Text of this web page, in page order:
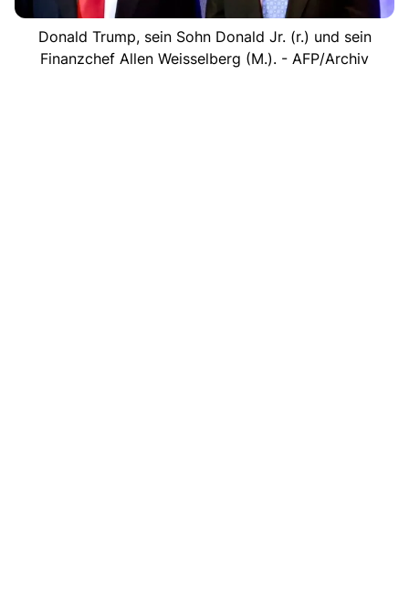
Donald Trump, sein Sohn Donald Jr. (r.) und sein
Finanzchef Allen Weisselberg (M.). - AFP/Archiv